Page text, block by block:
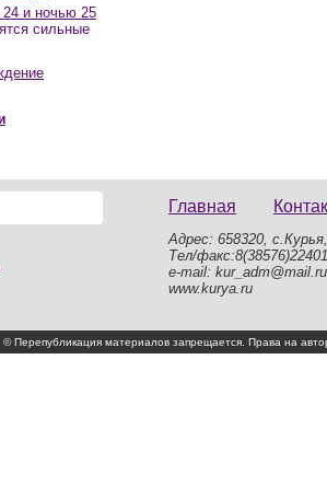
24 и ночью 25
сильные
очень
усиление
порывы
Главная
Адрес: 658320,
Тел/факс:8(38576)22401
e-mail: kur_adm@mail.ru
www.kurya.ru
© Перепубликация материалов запрещается. Права